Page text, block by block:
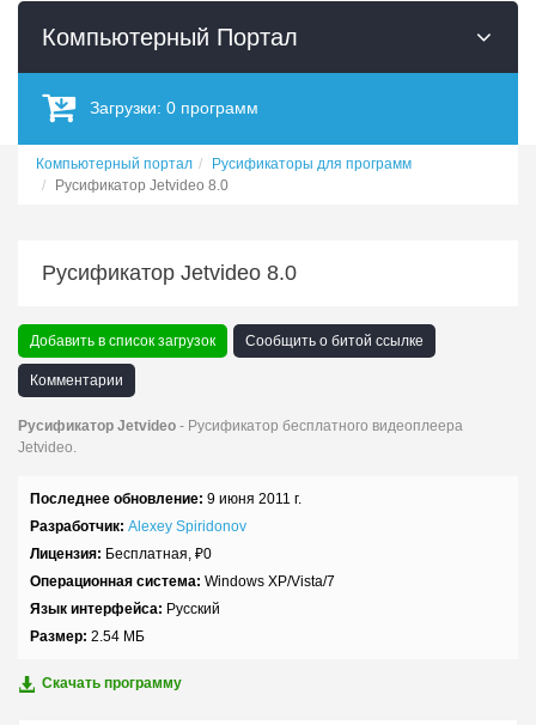
Компьютерный Портал
Загрузки: 0 программ
Компьютерный портал
Русификаторы для программ
Русификатор Jetvideo 8.0
Русификатор Jetvideo 8.0
Добавить в список загрузок Сообщить о битой ссылке
Комментарии
Русификатор Jetvideo - Русификатор бесплатного видеоплеера
Jetvideo.
Последнее обновление: 9 июня 2011 г.
Разработчик: Alexey Spiridonov
Лицензия: Бесплатная, ₽0
Операционная система: Windows XP/Vista/7
Язык интерфейса: Русский
Размер: 2.54 МБ
Скачать программу